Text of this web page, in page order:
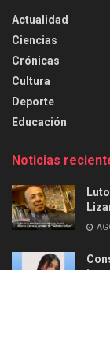
Actualidad
Ciencias
Crónicas
Cultura
Deporte
Educación
Noticias